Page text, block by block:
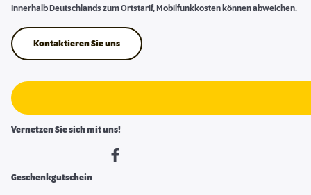
Innerhalb Deutschlands zum Ortstarif, Mobilfunkkosten können abweichen.
Kontaktieren Sie uns
Vernetzen Sie sich mit uns!
Geschenkgutschein